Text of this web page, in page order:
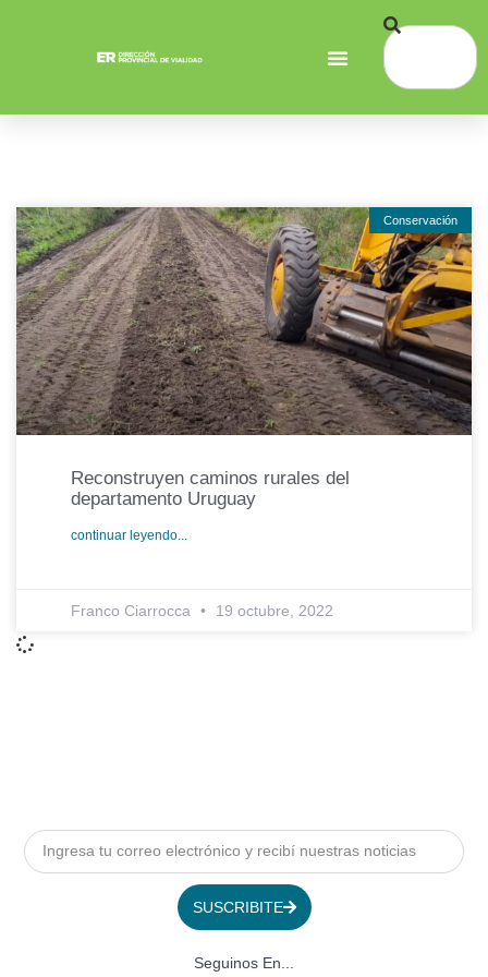
Conservación
Reconstruyen caminos rurales del
departamento Uruguay
continuar leyendo...
Franco Ciarrocca 19 octubre, 2022
SUSCRIBITE
Seguinos En...